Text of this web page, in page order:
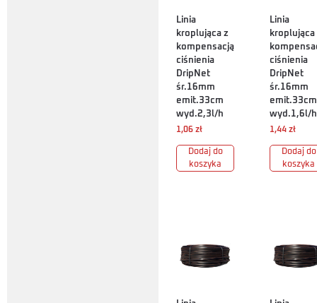
Linia
kroplująca z
kompensacją
ciśnienia
DripNet
śr.16mm
emit.33cm
wyd.2,3l/h
1,06 zł
Dodaj do
koszyka
Linia
kroplująca
ciśnienia
DripNet
śr.16mm
emit.33cm
wyd.1,6l/h
1,44 zł
Dodaj do
koszyka